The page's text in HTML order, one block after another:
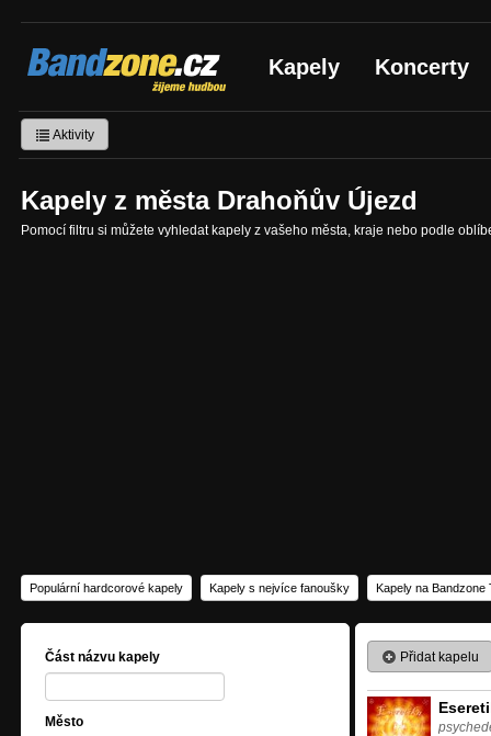
Bandzone.cz
žijeme hudbou Kapely Koncerty
Aktivity
Kapely z města Drahoňův Újezd
Pomocí filtru si můžete vyhledat kapely z vašeho města, kraje nebo podle
Populární hardcorové kapely Kapely s nejvíce fanoušky Kapely na Bandzone
Část názvu kapely
Město
Přidat kapelu